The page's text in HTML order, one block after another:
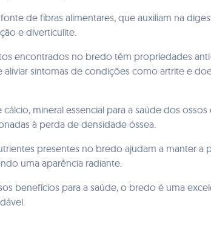
de fibras alimentares, que auxiliam na
e diverticulite.
encontrados no bredo têm propriedades
sintomas de condições como artrite e
mineral essencial para a saúde dos
à perda de densidade óssea.
presentes no bredo ajudam a manter a
uma aparência radiante.
benefícios para a saúde, o bredo é uma